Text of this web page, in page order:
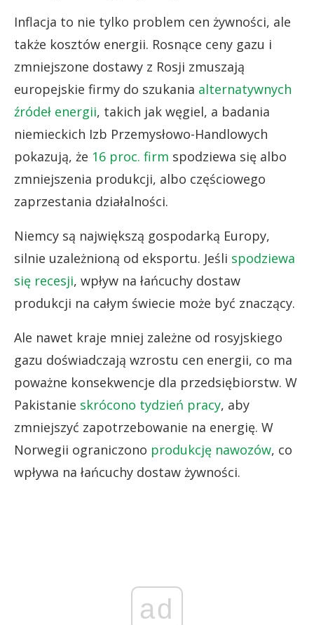
Inflacja to nie tylko problem cen żywności, ale
także kosztów energii. Rosnące ceny gazu i
zmniejszone dostawy z Rosji zmuszają
europejskie firmy do szukania alternatywnych
źródeł energii, takich jak węgiel, a badania
niemieckich Izb Przemysłowo-Handlowych
pokazują, że 16 proc. firm spodziewa się albo
zmniejszenia produkcji, albo częściowego
zaprzestania działalności.
Niemcy są największą gospodarką Europy,
silnie uzależnioną od eksportu. Jeśli spodziewa
się recesji, wpływ na łańcuchy dostaw
produkcji na całym świecie może być znaczący.
Ale nawet kraje mniej zależne od rosyjskiego
gazu doświadczają wzrostu cen energii, co ma
poważne konsekwencje dla przedsiębiorstw. W
Pakistanie skrócono tydzień pracy, aby
zmniejszyć zapotrzebowanie na energię. W
Norwegii ograniczono produkcję nawozów, co
wpływa na łańcuchy dostaw żywności.
ad